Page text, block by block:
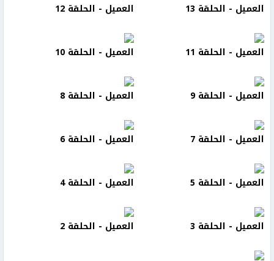
العميل - الحلقة 13 العميل - الحلقة 12
العميل - الحلقة 11 العميل - الحلقة 10
العميل - الحلقة 9 العميل - الحلقة 8
العميل - الحلقة 7 العميل - الحلقة 6
العميل - الحلقة 5 العميل - الحلقة 4
العميل - الحلقة 3 العميل - الحلقة 2